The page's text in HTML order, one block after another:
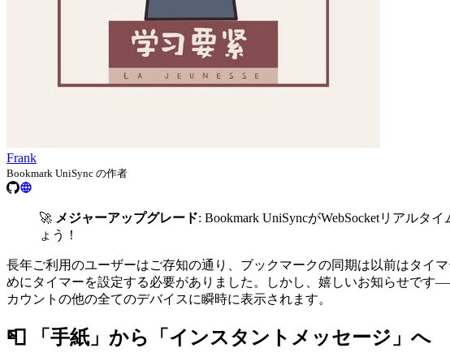
Frank
Bookmark UniSync の作者
🚀 メジャーアップグレード: Bookmark UniSyncがWebSocketリアル
ょう！
長年ご利用のユーザーはご存知の通り、ブックマークの同期は以前はタイ
めにタイマーを設定する必要がありました。しかし、嬉しいお知らせで
カウントの他の全てのデバイスに瞬時に表示されます。
📮 「手紙」から「インスタントメッセージ」へ